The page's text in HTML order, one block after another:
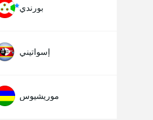
بورندي
إسواتيني
موريشيوس